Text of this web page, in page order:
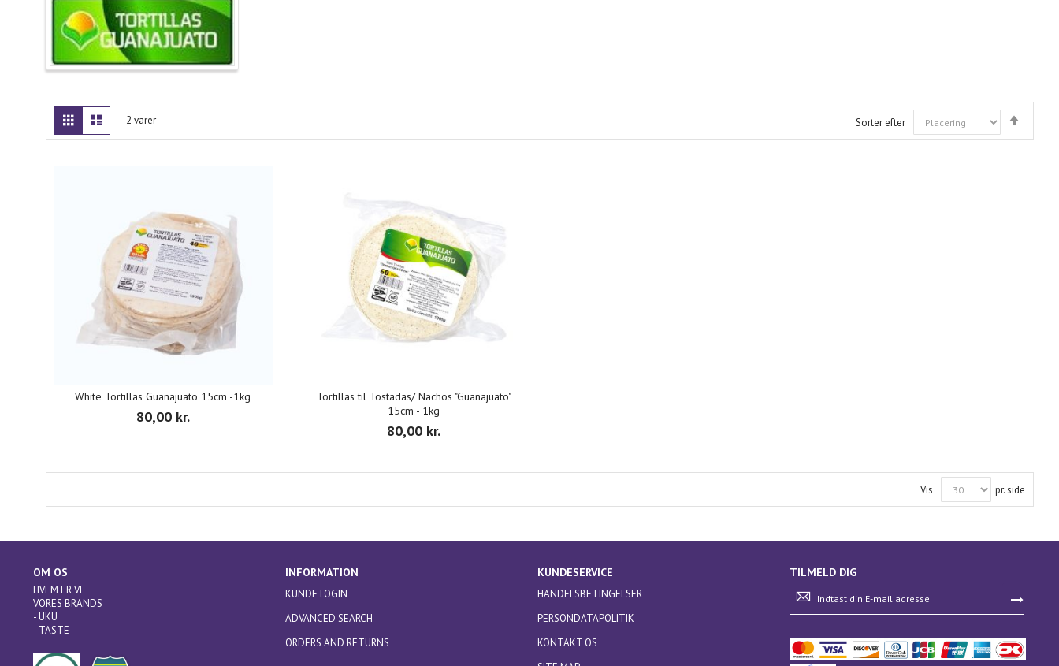
Vis
som
Gitter 2 varer Sorter efter
White Tortillas Guanajuato 15cm -1kg
80,00 kr.
Tortillas til Tostadas/ Nachos "Guanajuato"
15cm - 1kg
80,00 kr.
Vis pr. side
OM OS
HVEM ER VI
VORES BRANDS
-UKU
- TASTE
INFORMATION
KUNDE LOGIN
ADVANCED SEARCH
ORDERS AND RETURNS
KUNDESERVICE
HANDELSBETINGELSER
PERSONDATAPOLITIK
KONTAKT OS
TILMELD DIG
Tilmeld
dig
vores